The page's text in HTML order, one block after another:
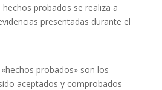
probados se realiza a
presentadas durante el
probados» son los
aceptados y comprobados